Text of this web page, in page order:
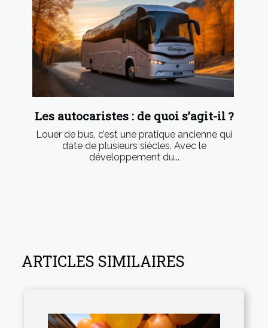
Les autocaristes : de quoi s’agit-il ?
Louer de bus, c’est une pratique ancienne qui
date de plusieurs siècles. Avec le
développement du...
ARTICLES SIMILAIRES